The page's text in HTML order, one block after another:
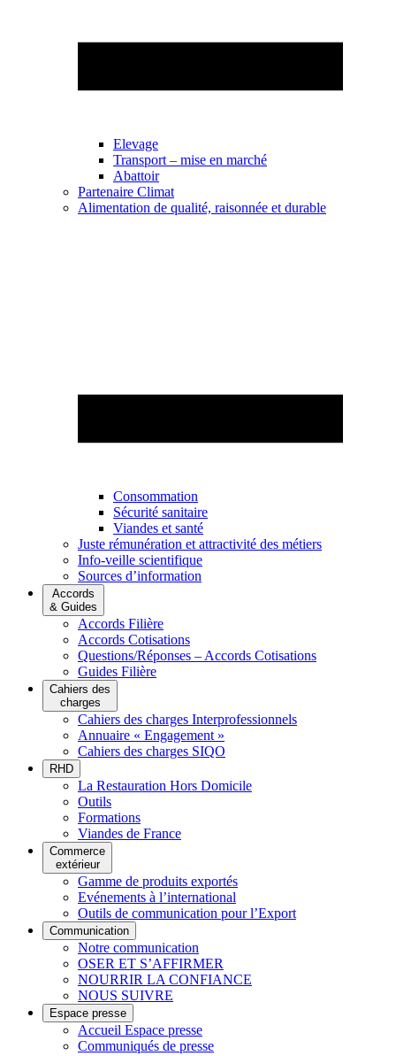
Elevage
Transport – mise en marché
Abattoir
Partenaire Climat
Alimentation de qualité, raisonnée et durable
Consommation
Sécurité sanitaire
Viandes et santé
Juste rémunération et attractivité des métiers
Info-veille scientifique
Sources d’information
Accords
& Guides
Accords Filière
Accords Cotisations
Questions/Réponses – Accords Cotisations
Guides Filière
Cahiers des
charges
Cahiers des charges Interprofessionnels
Annuaire « Engagement »
Cahiers des charges SIQO
RHD
La Restauration Hors Domicile
Outils
Formations
Viandes de France
Commerce
extérieur
Gamme de produits exportés
Evénements à l’international
Outils de communication pour l’Export
Communication
Notre communication
OSER ET S’AFFIRMER
NOURRIR LA CONFIANCE
NOUS SUIVRE
Espace presse
Accueil Espace presse
Communiqués de presse